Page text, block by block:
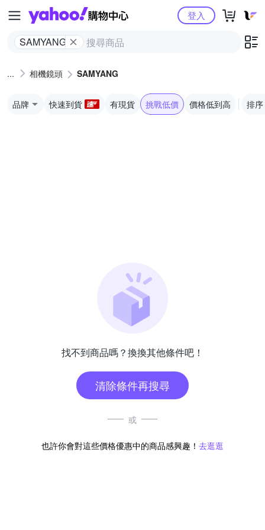
Yahoo購物中心
SAMYANG
登入
相機鏡頭 SAMYANG
品牌 快速到貨 有現貨 挑戰低價 價格低到高 排序
找不到商品嗎？換換其他條件吧！
清除條件再搜尋
或
也許你會對這些價格優惠中的商品感興趣！ 去逛逛